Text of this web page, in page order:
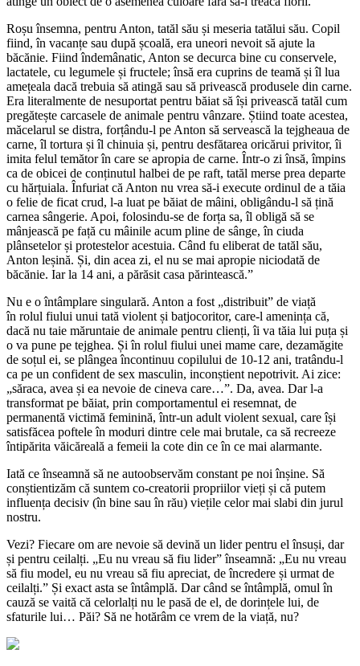
Roșu însemna, pentru Anton, tatăl său și meseria tatălui său. Copil
fiind, în vacanțe sau după școală, era uneori nevoit să ajute la
băcănie. Fiind îndemânatic, Anton se decurca bine cu conservele,
lactatele, cu legumele și fructele; însă era cuprins de teamă și îl lua
amețeala dacă trebuia să atingă sau să privească produsele din carne.
Era literalmente de nesuportat pentru băiat să își privească tatăl cum
pregătește carcasele de animale pentru vânzare. Știind toate acestea,
măcelarul se distra, forțându-l pe Anton să servească la tejgheaua de
carne, îl tortura și îl chinuia și, pentru desfătarea oricărui privitor, îi
imita felul temător în care se apropia de carne. Într-o zi însă, împins
ca de obicei de conținutul halbei de pe raft, tatăl merse prea departe
cu hărțuiala. Înfuriat că Anton nu vrea să-i execute ordinul de a tăia
o felie de ficat crud, l-a luat pe băiat de mâini, obligându-l să țină
carnea sângerie. Apoi, folosindu-se de forța sa, îl obligă să se
mânjească pe față cu mâinile acum pline de sânge, în ciuda
plânsetelor și protestelor acestuia. Când fu eliberat de tatăl său,
Anton leșină. Și, din acea zi, el nu se mai apropie niciodată de
băcănie. Iar la 14 ani, a părăsit casa părintească.”
Nu e o întâmplare singulară. Anton a fost „distribuit” de viață
în rolul fiului unui tată violent și batjocoritor, care-l amenința că,
dacă nu taie măruntaie de animale pentru clienți, îi va tăia lui puța și
o va pune pe tejghea. Și în rolul fiului unei mame care, dezamăgite
de soțul ei, se plângea încontinuu copilului de 10-12 ani, tratându-l
ca pe un confident de sex masculin, inconștient nepotrivit. Ai zice:
„săraca, avea și ea nevoie de cineva care…”. Da, avea. Dar l-a
transformat pe băiat, prin comportamentul ei resemnat, de
permanentă victimă feminină, într-un adult violent sexual, care își
satisfăcea poftele în moduri dintre cele mai brutale, ca să recreeze
întipărita văicăreală a femeii la cote din ce în ce mai alarmante.
Iată ce înseamnă să ne autoobservăm constant pe noi înșine. Să
conștientizăm că suntem co-creatorii propriilor vieți și că putem
influența decisiv (în bine sau în rău) viețile celor mai slabi din jurul
nostru.
Vezi? Fiecare om are nevoie să devină un lider pentru el însuși, dar
și pentru ceilalți. „Eu nu vreau să fiu lider” înseamnă: „Eu nu vreau
să fiu model, eu nu vreau să fiu apreciat, de încredere și urmat de
ceilalți.” Și exact asta se întâmplă. Dar când se întâmplă, omul în
cauză se vaită că celorlalți nu le pasă de el, de dorințele lui, de
sfaturile lui… Păi? Să ne hotărâm ce vrem de la viață, nu?